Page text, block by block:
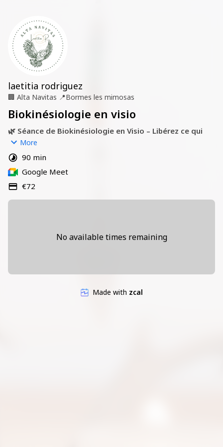
laetitia rodriguez
🏢 Alta Navitas 📍Bormes les mimosas
Biokinésiologie en visio
🌿 Séance de Biokinésiologie en Visio – Libérez ce qui
vous pèse, en douceur
Envie de vous libérer du stress, de blocages émotionnels
ou de schémas répétitifs ? La biokinésiologie est une
méthode douce qui aide à identifier et à apaiser les
déséquilibres profonds, en lien avec vos mémoires
💻 En visio, depuis chez vous, je vous accompagne dans un
la respiration ou la visualisation, nous explorerons
Fatigue, stress, anxiété
Blocages émotionnels ou douleurs inexpliquées
Un besoin de recentrage ou de clarté intérieure
More
90 min
Google Meet
€72
No available times remaining
Made with zcal